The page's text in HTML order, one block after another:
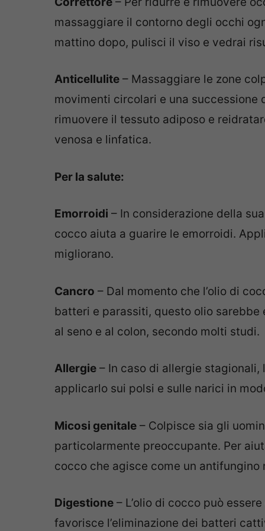
massaggiare il contorno degli occhi
mattino dopo, pulisci il viso e vedrai
Anticellulite – Massaggiare le zone
movimenti circolari e una successione
rimuovere il tessuto adiposo e
venosa e linfatica.
Per la salute:
Emorroidi – In considerazione della
cocco aiuta a guarire le emorroidi.
migliorano.
Cancro – Dal momento che l’olio di
batteri e parassiti, questo olio
al seno e al colon, secondo molti studi.
Allergie – In caso di allergie stagionali,
applicarlo sui polsi e sulle narici in
Micosi genitale – Colpisce sia gli
particolarmente preoccupante. Per
cocco che agisce come un antifungino
Digestione – L’olio di cocco può
favorisce l’eliminazione dei batteri